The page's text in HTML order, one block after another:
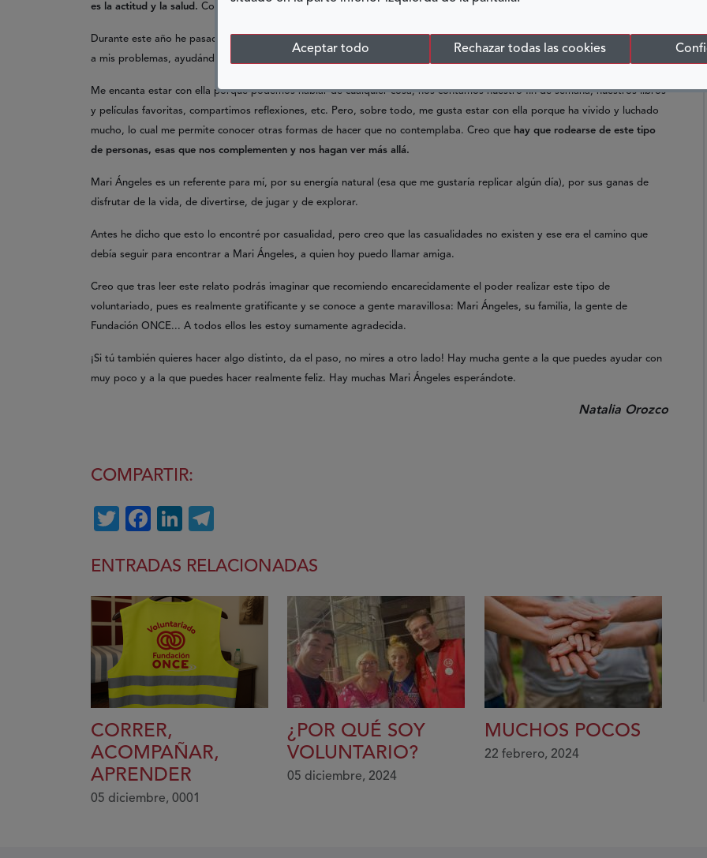
Aceptar todo Rechazar todas las cookies
es la actitud y la salud. Con estas dos cosas puedes sortear muchas dificultades y encontrar la felicidad en el día a día.
Durante este año he pasado momentos de mi vida más complicados y, ella, aunque no lo sepa, siempre pone perspectiva
a mis problemas, ayudándome a enfocarlos de otra manera.
Me encanta estar con ella porque podemos hablar de cualquier cosa, nos contamos nuestro fin de semana, nuestros libros
y películas favoritas, compartimos reflexiones, etc. Pero, sobre todo, me gusta estar con ella porque ha vivido y luchado
mucho, lo cual me permite conocer otras formas de hacer que no contemplaba. Creo que hay que rodearse de este tipo
de personas, esas que nos complementen y nos hagan ver más allá.
Mari Ángeles es un referente para mí, por su energía natural (esa que me gustaría replicar algún día), por sus ganas de
disfrutar de la vida, de divertirse, de jugar y de explorar.
Antes he dicho que esto lo encontré por casualidad, pero creo que las casualidades no existen y ese era el camino que
debía seguir para encontrar a Mari Ángeles, a quien hoy puedo llamar amiga.
Creo que tras leer este relato podrás imaginar que recomiendo encarecidamente el poder realizar este tipo de
voluntariado, pues es realmente gratificante y se conoce a gente maravillosa: Mari Ángeles, su familia, la gente de
Fundación ONCE... A todos ellos les estoy sumamente agradecida.
¡Si tú también quieres hacer algo distinto, da el paso, no mires a otro lado! Hay mucha gente a la que puedes ayudar con
muy poco y a la que puedes hacer realmente feliz. Hay muchas Mari Ángeles esperándote.
Natalia Orozco
COMPARTIR:
TwitterFacebook
LinkedIn
ENTRADAS RELACIONADAS
CORRER,
ACOMPAÑAR,
APRENDER
05 diciembre, 0001
¿POR QUÉ SOY
VOLUNTARIO?
05 diciembre, 2024
MUCHOS POCOS
22 febrero, 2024